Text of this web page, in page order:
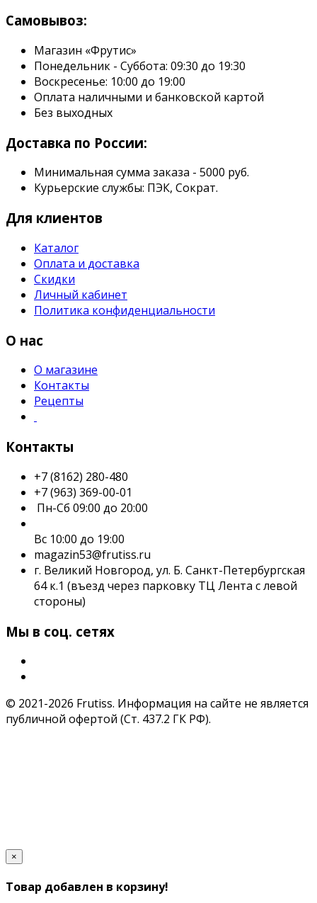
Самовывоз:
Магазин «Фрутис»
Понедельник - Суббота: 09:30 до 19:30
Воскресенье: 10:00 до 19:00
Оплата наличными и банковской картой
Без выходных
Доставка по России:
Минимальная сумма заказа - 5000 руб.
Курьерские службы: ПЭК, Сократ.
Для клиентов
Каталог
Оплата и доставка
Скидки
Личный кабинет
Политика конфиденциальности
О нас
О магазине
Контакты
Рецепты
Контакты
+7 (8162) 280-480
+7 (963) 369-00-01
Пн-Сб 09:00 до 20:00
Вс 10:00 до 19:00
magazin53@frutiss.ru
г. Великий Новгород, ул. Б. Санкт-Петербургская
64 к.1 (въезд через парковку ТЦ Лента с левой
стороны)
Мы в соц. сетях
© 2021-2026 Frutiss. Информация на сайте не является
публичной офертой (Ст. 437.2 ГК РФ).
×
Товар добавлен в корзину!